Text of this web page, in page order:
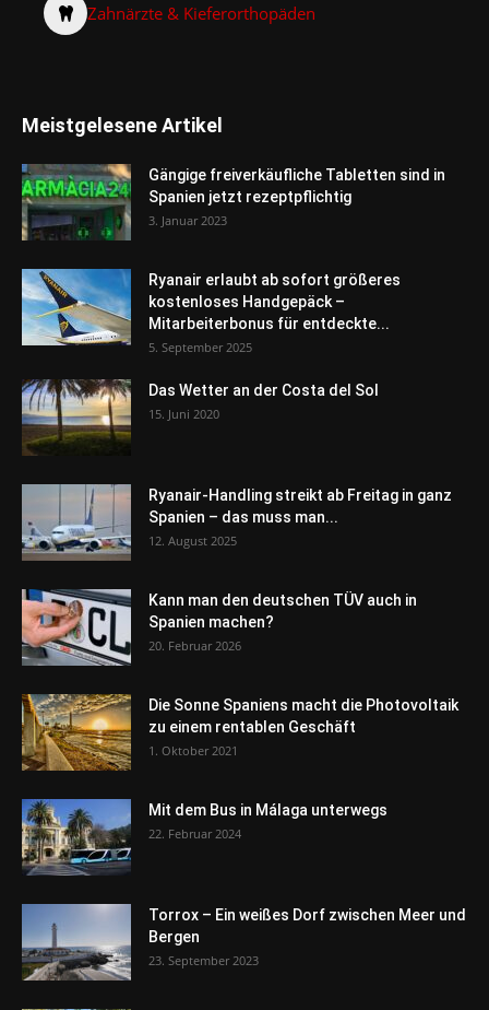
Zahnärzte & Kieferorthopäden
Meistgelesene Artikel
Gängige freiverkäufliche Tabletten sind in
Spanien jetzt rezeptpflichtig
3. Januar 2023
Ryanair erlaubt ab sofort größeres
kostenloses Handgepäck –
Mitarbeiterbonus für entdeckte...
5. September 2025
Das Wetter an der Costa del Sol
15. Juni 2020
Ryanair-Handling streikt ab Freitag in ganz
Spanien – das muss man...
12. August 2025
Kann man den deutschen TÜV auch in
Spanien machen?
20. Februar 2026
Die Sonne Spaniens macht die Photovoltaik
zu einem rentablen Geschäft
1. Oktober 2021
Mit dem Bus in Málaga unterwegs
22. Februar 2024
Torrox – Ein weißes Dorf zwischen Meer und
Bergen
23. September 2023